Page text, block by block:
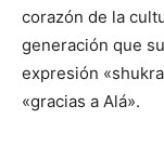
corazón de la
generación que
expresión
«gracias a Alá».